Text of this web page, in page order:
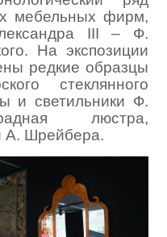
мебельных фирм,
III – Ф.
На экспозиции
редкие образцы
стеклянного
и светильники Ф.
люстра,
А. Шрейбера.